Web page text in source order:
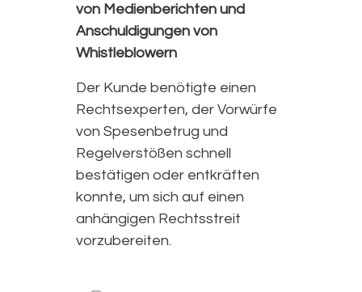
von Medienberichten und
Anschuldigungen von
Whistleblowern
Der Kunde benötigte einen
Rechtsexperten, der Vorwürfe
von Spesenbetrug und
Regelverstößen schnell
bestätigen oder entkräften
konnte, um sich auf einen
anhängigen Rechtsstreit
vorzubereiten.